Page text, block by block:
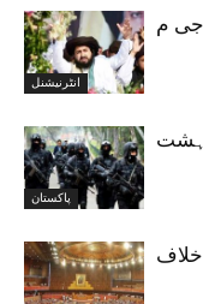
انٹرنیشنل
پاکستان